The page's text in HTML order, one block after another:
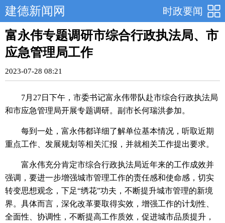
时政要闻
建德新闻网
富永伟专题调研市综合行政执法局、市
应急管理局工作
2023-07-28 08:21
7月27日下午，市委书记富永伟带队赴市综合行政执法局
和市应急管理局开展专题调研。副市长何瑞洪参加。
每到一处，富永伟都详细了解单位基本情况，听取近期
重点工作、发展规划等相关汇报，并就相关工作提出要求。
富永伟充分肯定市综合行政执法局近年来的工作成效并
强调，要进一步增强城市管理工作的责任感和使命感，切实
转变思想观念，下足“绣花”功夫，不断提升城市管理的新境
界。具体而言，深化改革要取得实效，增强工作的计划性、
全面性、协调性，不断提高工作质效，促进城市品质提升，